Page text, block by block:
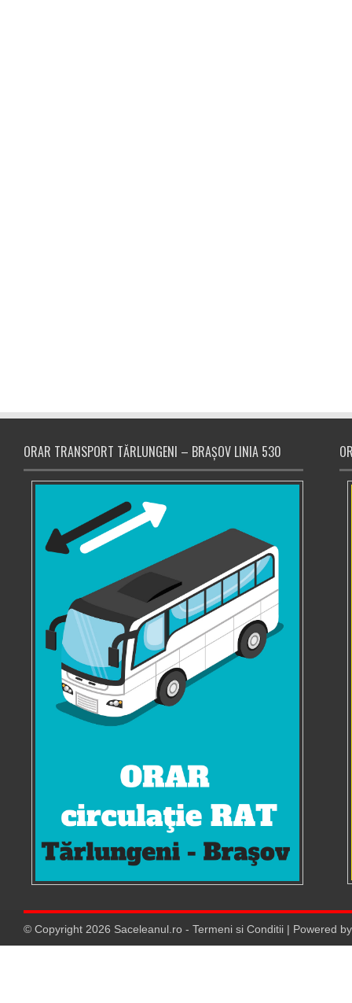
ORAR TRANSPORT TĂRLUNGENI – BRAȘOV LINIA 530
© Copyright 2026 Saceleanul.ro - Termeni si Conditii | Powered